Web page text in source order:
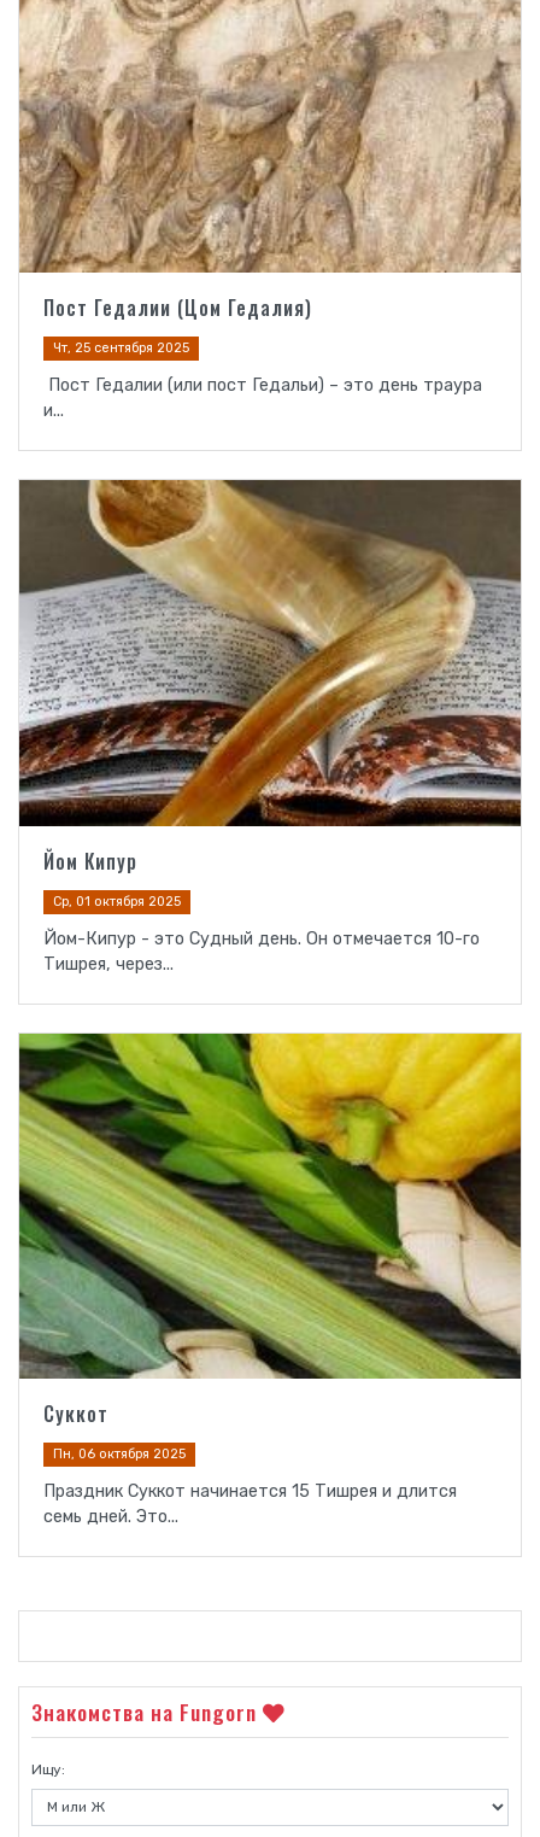
Пост Гедалии (Цом Гедалия)
Чт, 25 сентября 2025
Пост Гедалии (или пост Гедальи) – это день траура
и...
Йом Кипур
Ср, 01 октября 2025
Йом-Кипур - это Судный день. Он отмечается 10-го
Тишрея, через...
Суккот
Пн, 06 октября 2025
Праздник Суккот начинается 15 Тишрея и длится
семь дней. Это...
Знакомства на Fungorn
Ищу: